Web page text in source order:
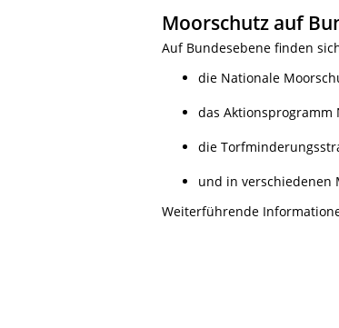
Moorschutz auf
Auf Bundesebene finden
die Nationale
das
die
und in verschiedenen
Weiterführende